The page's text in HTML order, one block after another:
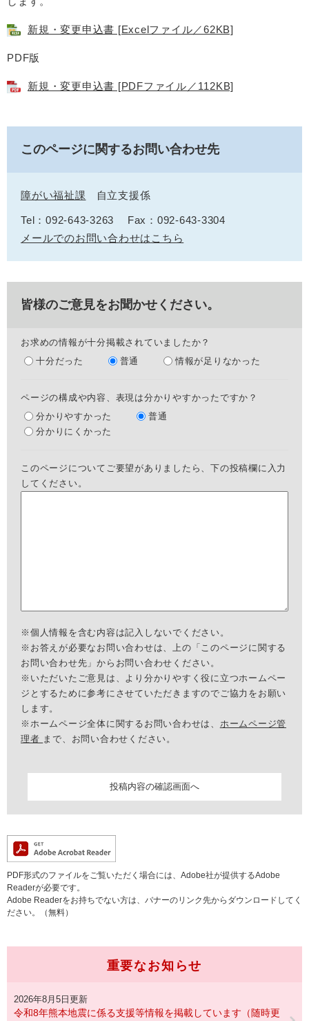
新規・変更申込書 [Excelファイル／62KB]
PDF版
新規・変更申込書 [PDFファイル／112KB]
このページに関するお問い合わせ先
障がい福祉課 自立支援係
Tel：092-643-3263
Fax：092-643-3304
メールでのお問い合わせはこちら
皆様のご意見をお聞かせください。
お求めの情報が十分掲載されていましたか？
十分だった
普通 情報が足りなかった
ページの構成や内容、表現は分かりやすかったですか？
分かりやすかった
普通
分かりにくかった
このページについてご要望がありましたら、下の投稿欄に入力
してください。
※個人情報を含む内容は記入しないでください。
※お答えが必要なお問い合わせは、上の「このページに関する
お問い合わせ先」からお問い合わせください。
※いただいたご意見は、より分かりやすく役に立つホームペー
ジとするために参考にさせていただきますのでご協力をお願い
します。
※ホームページ全体に関するお問い合わせは、 ホームページ管
理者 まで、お問い合わせください。
PDF形式のファイルをご覧いただく場合には、Adobe社が提供するAdobe
Readerが必要です。
Adobe Readerをお持ちでない方は、バナーのリンク先からダウンロードしてく
ださい。（無料）
重要なお知らせ
2026年8月5日更新
令和8年熊本地震に係る支援等情報を掲載しています（随時更